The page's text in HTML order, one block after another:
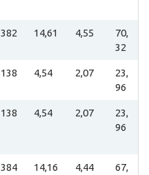
382 14,61 4,55
70,
32
138 4,54 2,07
23,
96
138 4,54 2,07
23,
96
384 14,16 4,44
67,